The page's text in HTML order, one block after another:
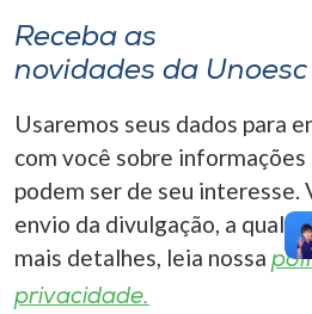
A-
Receba as
novidades da Unoesc
Usaremos seus dados para
com você sobre
podem ser de seu interesse.
envio da divulgação, a
mais detalhes, leia nossa
privacidade.